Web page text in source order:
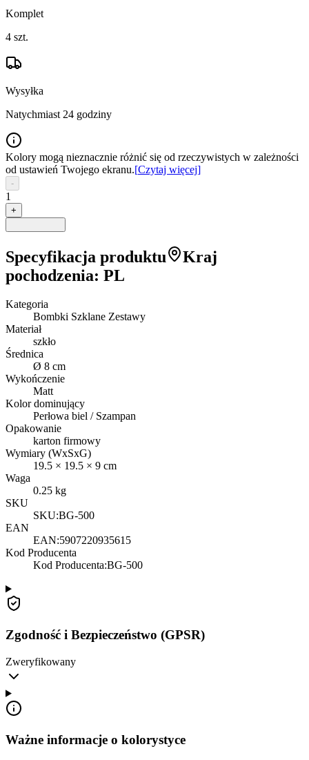
Komplet
4 szt.
Wysyłka
Natychmiast 24 godziny
Kolory mogą nieznacznie różnić się od rzeczywistych w zależności
od ustawień Twojego ekranu.[Czytaj więcej]
-
1
+
Specyfikacja produktu
Kraj
pochodzenia: PL
Kategoria
Bombki Szklane Zestawy
Materiał
szkło
Średnica
Ø 8 cm
Wykończenie
Matt
Kolor dominujący
Perłowa biel / Szampan
Opakowanie
karton firmowy
Wymiary (WxSxG)
19.5 × 19.5 × 9 cm
Waga
0.25 kg
SKU
SKU:BG-500
EAN
EAN:5907220935615
Kod Producenta
Kod Producenta:BG-500
Zgodność i Bezpieczeństwo (GPSR)
Zweryfikowany
Ważne informacje o kolorystyce